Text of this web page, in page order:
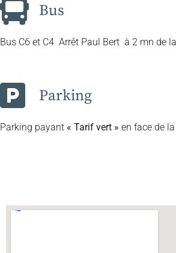
Bus
Bus C6 et C4 Arrêt Paul Bert à 2 mn de
Parking
Parking payant « Tarif vert » en face de